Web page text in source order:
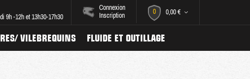
0 0,00 €
Connexion
Inscription
9h -12h et 13h30-17h30
VILEBREQUINS FLUIDE ET OUTILLAGE